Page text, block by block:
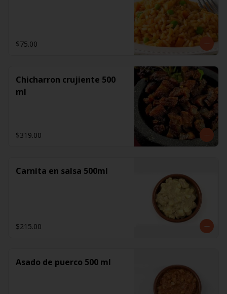
$75.00
Chicharron crujiente 500
ml
$319.00
Carnita en salsa 500ml
$215.00
Asado de puerco 500 ml